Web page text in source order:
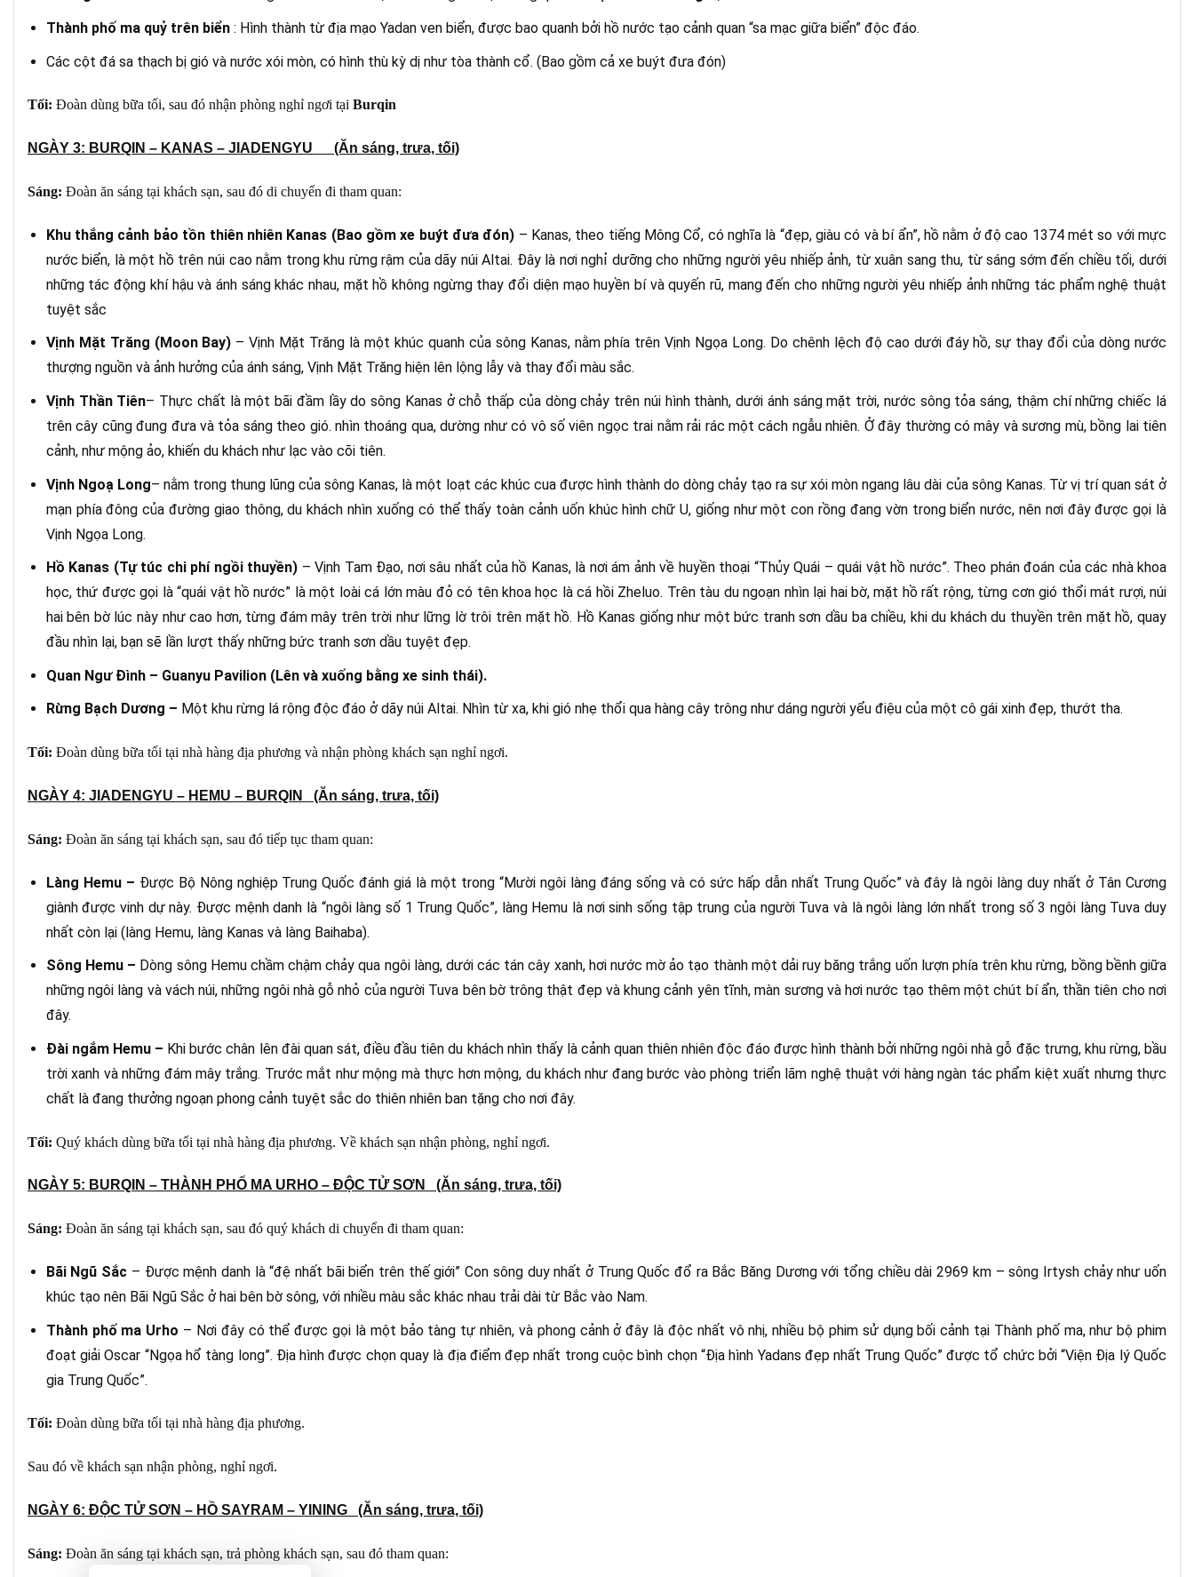
Thành phố ma quỷ trên biển: Hình thành từ ​​địa mạo Yadan ven biển​​, được bao quanh bởi hồ nước tạo cảnh quan “sa mạc giữa biển” độc đáo.
Các cột đá sa thạch bị gió và nước xói mòn, có hình thù kỳ dị như tòa thành cổ. (Bao gồm cả xe buýt đưa đón)
Tối: Đoàn dùng bữa tối, sau đó nhận phòng nghỉ ngơi tại Burqin
NGÀY 3: BURQIN – KANAS – JIADENGYU (Ăn sáng, trưa, tối)
Sáng: Đoàn ăn sáng tại khách sạn, sau đó di chuyển đi tham quan:
Khu thắng cảnh bảo tồn thiên nhiên Kanas (Bao gồm xe buýt đưa đón) – Kanas, theo tiếng Mông Cổ, có nghĩa là “đẹp, giàu có và bí ẩn”, hồ nằm ở độ cao 1374 mét so với mực
nước biển, là một hồ trên núi cao nằm trong khu rừng rậm của dãy núi Altai. Đây là nơi nghỉ dưỡng cho những người yêu nhiếp ảnh, từ xuân sang thu, từ sáng sớm đến chiều tối, dưới
những tác động khí hậu và ánh sáng khác nhau, mặt hồ không ngừng thay đổi diện mạo huyền bí và quyến rũ, mang đến cho những người yêu nhiếp ảnh những tác phẩm nghệ thuật
tuyệt sắc
Vịnh Mặt Trăng (Moon Bay) – Vịnh Mặt Trăng là một khúc quanh của sông Kanas, nằm phía trên Vịnh Ngọa Long. Do chênh lệch độ cao dưới đáy hồ, sự thay đổi của dòng nước
thượng nguồn và ảnh hưởng của ánh sáng, Vịnh Mặt Trăng hiện lên lộng lẫy và thay đổi màu sắc.
Vịnh Thần Tiên– Thực chất là một bãi đầm lầy do sông Kanas ở chỗ thấp của dòng chảy trên núi hình thành, dưới ánh sáng mặt trời, nước sông tỏa sáng, thậm chí những chiếc lá
trên cây cũng đung đưa và tỏa sáng theo gió. nhìn thoáng qua, dường như có vô số viên ngọc trai nằm rải rác một cách ngẫu nhiên. Ở đây thường có mây và sương mù, bồng lai tiên
cảnh, như mộng ảo, khiến du khách như lạc vào cõi tiên.
Vịnh Ngoạ Long– nằm trong thung lũng của sông Kanas, là một loạt các khúc cua được hình thành do dòng chảy tạo ra sự xói mòn ngang lâu dài của sông Kanas. Từ vị trí quan sát ở
mạn phía đông của đường giao thông, du khách nhìn xuống có thể thấy toàn cảnh uốn khúc hình chữ U, giống như một con rồng đang vờn trong biển nước, nên nơi đây được gọi là
Vịnh Ngọa Long.
Hồ Kanas (Tự túc chi phí ngồi thuyền) – Vịnh Tam Đạo, nơi sâu nhất của hồ Kanas, là nơi ám ảnh về huyền thoại “Thủy Quái – quái vật hồ nước”. Theo phán đoán của các nhà khoa
học, thứ được gọi là “quái vật hồ nước” là một loài cá lớn màu đỏ có tên khoa học là cá hồi Zheluo. Trên tàu du ngoạn nhìn lại hai bờ, mặt hồ rất rộng, từng cơn gió thổi mát rượi, núi
hai bên bờ lúc này như cao hơn, từng đám mây trên trời như lững lờ trôi trên mặt hồ. Hồ Kanas giống như một bức tranh sơn dầu ba chiều, khi du khách du thuyền trên mặt hồ, quay
đầu nhìn lại, bạn sẽ lần lượt thấy những bức tranh sơn dầu tuyệt đẹp.
Quan Ngư Đình – Guanyu Pavilion (Lên và xuống bằng xe sinh thái).
Rừng Bạch Dương – Một khu rừng lá rộng độc đáo ở dãy núi Altai. Nhìn từ xa, khi gió nhẹ thổi qua hàng cây trông như dáng người yểu điệu của một cô gái xinh đẹp, thướt tha.
Tối: Đoàn dùng bữa tối tại nhà hàng địa phương và nhận phòng khách sạn nghỉ ngơi.
NGÀY 4: JIADENGYU – HEMU – BURQIN (Ăn sáng, trưa, tối)
Sáng: Đoàn ăn sáng tại khách sạn, sau đó tiếp tục tham quan:
Làng Hemu – Được Bộ Nông nghiệp Trung Quốc đánh giá là một trong “Mười ngôi làng đáng sống và có sức hấp dẫn nhất Trung Quốc” và đây là ngôi làng duy nhất ở Tân Cương
giành được vinh dự này. Được mệnh danh là “ngôi làng số 1 Trung Quốc”, làng Hemu là nơi sinh sống tập trung của người Tuva và là ngôi làng lớn nhất trong số 3 ngôi làng Tuva duy
nhất còn lại (làng Hemu, làng Kanas và làng Baihaba).
Sông Hemu – Dòng sông Hemu chầm chậm chảy qua ngôi làng, dưới các tán cây xanh, hơi nước mờ ảo tạo thành một dải ruy băng trắng uốn lượn phía trên khu rừng, bồng bềnh giữa
những ngôi làng và vách núi, những ngôi nhà gỗ nhỏ của người Tuva bên bờ trông thật đẹp và khung cảnh yên tĩnh, màn sương và hơi nước tạo thêm một chút bí ẩn, thần tiên cho nơi
đây.
Đài ngắm Hemu – Khi bước chân lên đài quan sát, điều đầu tiên du khách nhìn thấy là cảnh quan thiên nhiên độc đáo được hình thành bởi những ngôi nhà gỗ đặc trưng, khu rừng, bầu
trời xanh và những đám mây trắng. Trước mắt như mộng mà thực hơn mộng, du khách như đang bước vào phòng triển lãm nghệ thuật với hàng ngàn tác phẩm kiệt xuất nhưng thực
chất là đang thưởng ngoạn phong cảnh tuyệt sắc do thiên nhiên ban tặng cho nơi đây.
Tối: Quý khách dùng bữa tối tại nhà hàng địa phương. Về khách sạn nhận phòng, nghỉ ngơi.
NGÀY 5: BURQIN – THÀNH PHỐ MA URHO – ĐỘC TỬ SƠN (Ăn sáng, trưa, tối)
Sáng: Đoàn ăn sáng tại khách sạn, sau đó quý khách di chuyển đi tham quan:
Bãi Ngũ Sắc – Được mệnh danh là “đệ nhất bãi biển trên thế giới” Con sông duy nhất ở Trung Quốc đổ ra Bắc Băng Dương với tổng chiều dài 2969 km – sông Irtysh chảy như uốn
khúc tạo nên Bãi Ngũ Sắc ở hai bên bờ sông, với nhiều màu sắc khác nhau trải dài từ Bắc vào Nam.
Thành phố ma Urho – Nơi đây có thể được gọi là một bảo tàng tự nhiên, và phong cảnh ở đây là độc nhất vô nhị, nhiều bộ phim sử dụng bối cảnh tại Thành phố ma, như bộ phim
đoạt giải Oscar “Ngọa hổ tàng long”. Địa hình được chọn quay là địa điểm đẹp nhất trong cuộc bình chọn “Địa hình Yadans đẹp nhất Trung Quốc” được tổ chức bởi “Viện Địa lý Quốc
gia Trung Quốc”.
Tối: Đoàn dùng bữa tối tại nhà hàng địa phương.
Sau đó về khách sạn nhận phòng, nghỉ ngơi.
NGÀY 6: ĐỘC TỬ SƠN – HỒ SAYRAM – YINING (Ăn sáng, trưa, tối)
Sáng: Đoàn ăn sáng tại khách sạn, trả phòng khách sạn, sau đó tham quan: